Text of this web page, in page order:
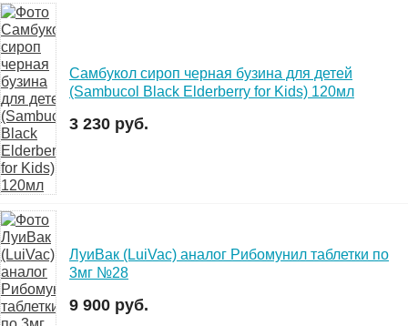
Самбукол сироп черная бузина для детей
(Sambucol Black Elderberry for Kids) 120мл
3 230 руб.
ЛуиВак (LuiVac) аналог Рибомунил таблетки по
3мг №28
9 900 руб.